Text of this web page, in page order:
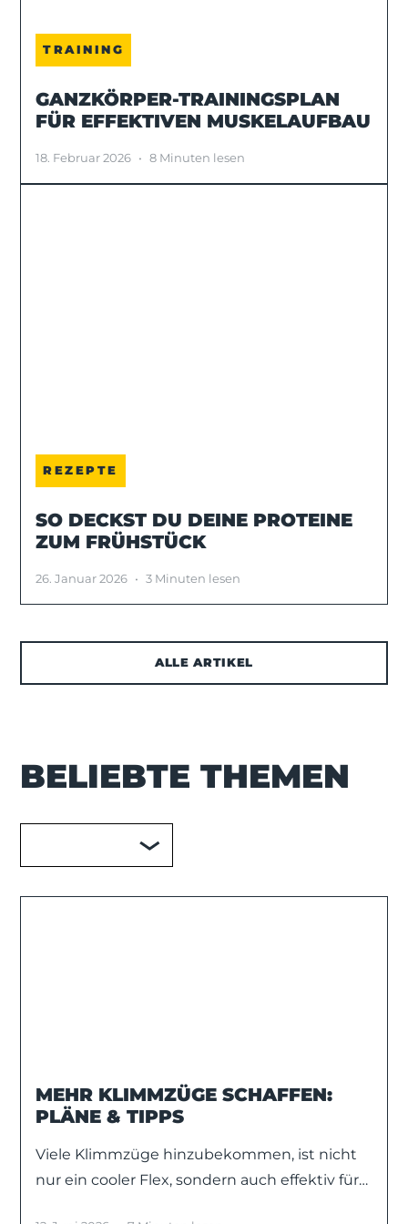
TRAINING
GANZKÖRPER-TRAININGSPLAN
FÜR EFFEKTIVEN MUSKELAUFBAU
18. Februar 2026 • 8 Minuten lesen
REZEPTE
SO DECKST DU DEINE PROTEINE
ZUM FRÜHSTÜCK
26. Januar 2026 • 3 Minuten lesen
ALLE ARTIKEL
BELIEBTE THEMEN
MEHR KLIMMZÜGE SCHAFFEN:
PLÄNE & TIPPS
Viele Klimmzüge hinzubekommen, ist nicht
nur ein cooler Flex, sondern auch effektiv für